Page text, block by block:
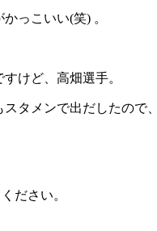
っこいい(笑) 。
けど、高畑選手。
タメンで出だしたので、
ださい。